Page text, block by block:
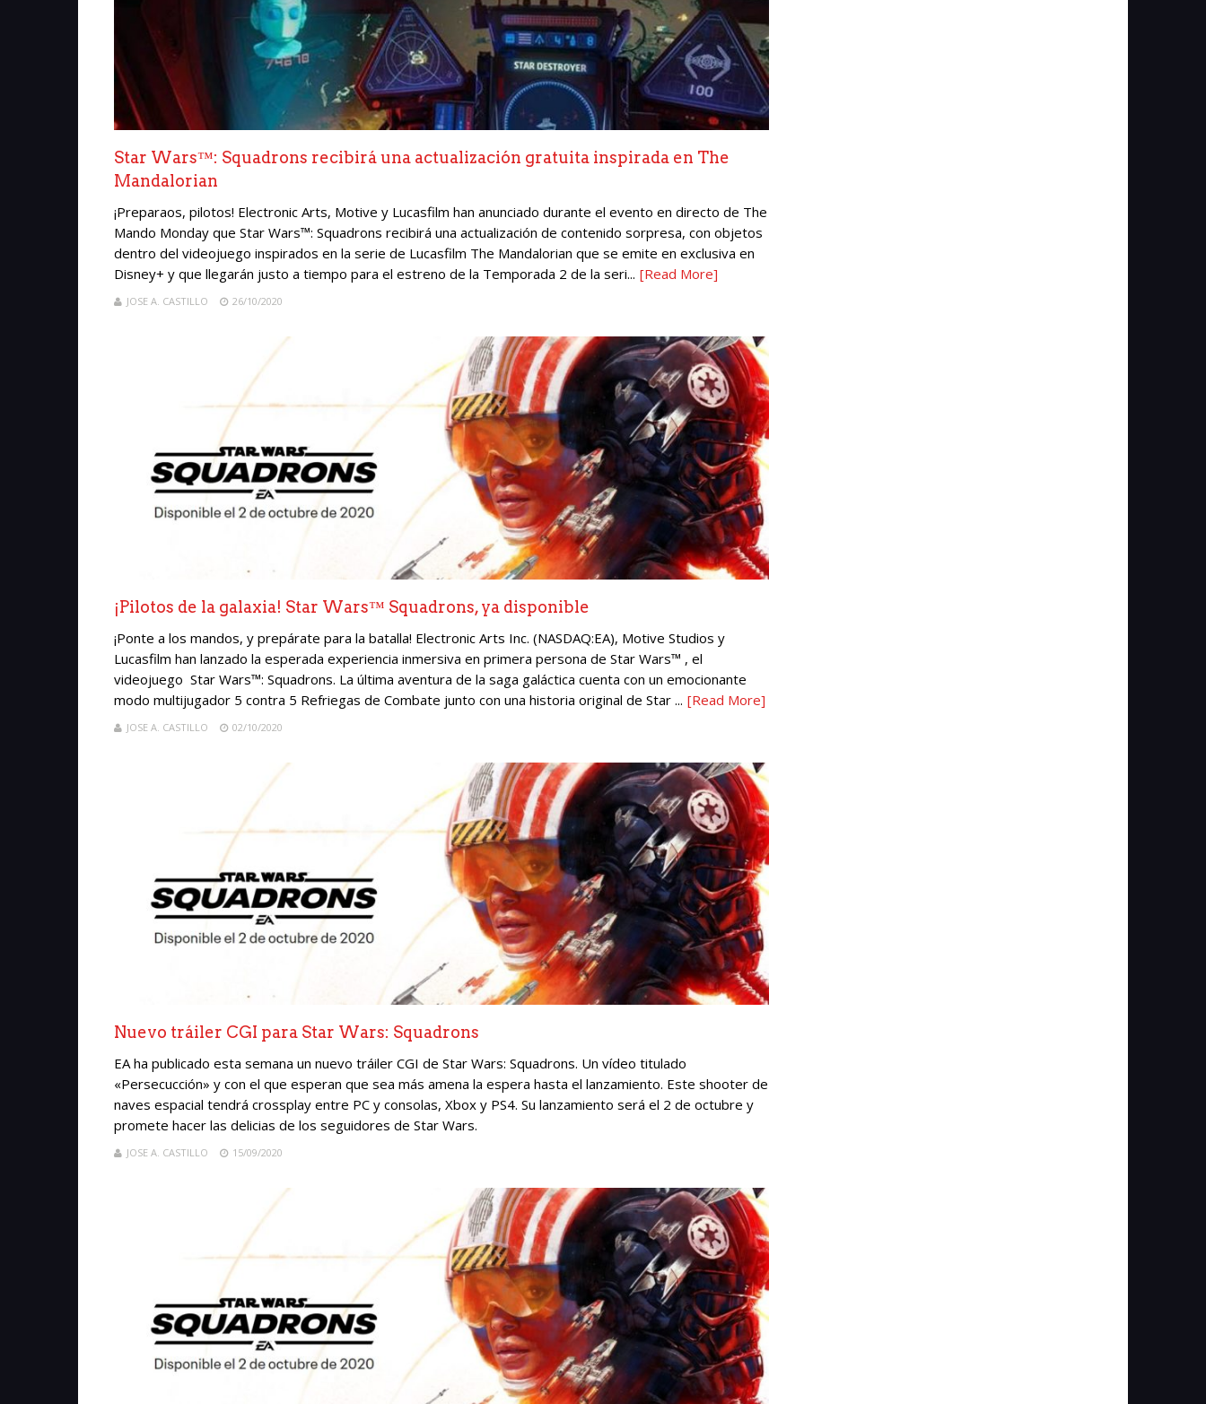
Star Wars™: Squadrons recibirá una actualización gratuita inspirada en The
Mandalorian
¡Preparaos, pilotos! Electronic Arts, Motive y Lucasfilm han anunciado durante el evento en directo de The
Mando Monday que Star Wars™: Squadrons recibirá una actualización de contenido sorpresa, con objetos
dentro del videojuego inspirados en la serie de Lucasfilm The Mandalorian que se emite en exclusiva en
Disney+ y que llegarán justo a tiempo para el estreno de la Temporada 2 de la seri... [Read More]
JOSE A. CASTILLO 26/10/2020
¡Pilotos de la galaxia! Star Wars™ Squadrons, ya disponible
¡Ponte a los mandos, y prepárate para la batalla! Electronic Arts Inc. (NASDAQ:EA), Motive Studios y
Lucasfilm han lanzado la esperada experiencia inmersiva en primera persona de Star Wars™ , el
videojuego Star Wars™: Squadrons. La última aventura de la saga galáctica cuenta con un emocionante
modo multijugador 5 contra 5 Refriegas de Combate junto con una historia original de Star ... [Read More]
JOSE A. CASTILLO 02/10/2020
Nuevo tráiler CGI para Star Wars: Squadrons
EA ha publicado esta semana un nuevo tráiler CGI de Star Wars: Squadrons. Un vídeo titulado
«Persecucción» y con el que esperan que sea más amena la espera hasta el lanzamiento. Este shooter de
naves espacial tendrá crossplay entre PC y consolas, Xbox y PS4. Su lanzamiento será el 2 de octubre y
promete hacer las delicias de los seguidores de Star Wars.
JOSE A. CASTILLO 15/09/2020